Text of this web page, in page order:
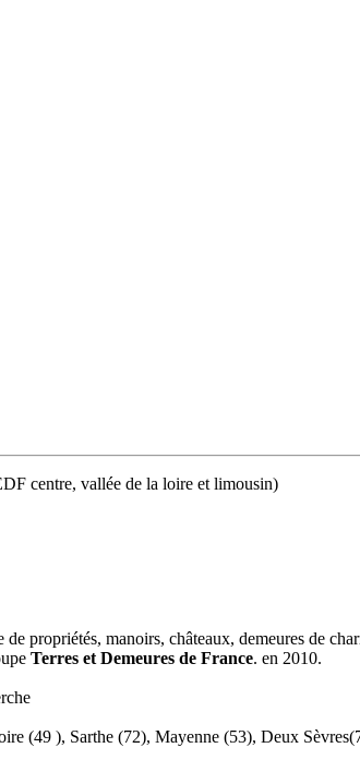
centre, vallée de la loire et limousin)
propriétés, manoirs, châteaux, demeures de
Terres et Demeures de France. en 2010.
(49 ), Sarthe (72), Mayenne (53), Deux